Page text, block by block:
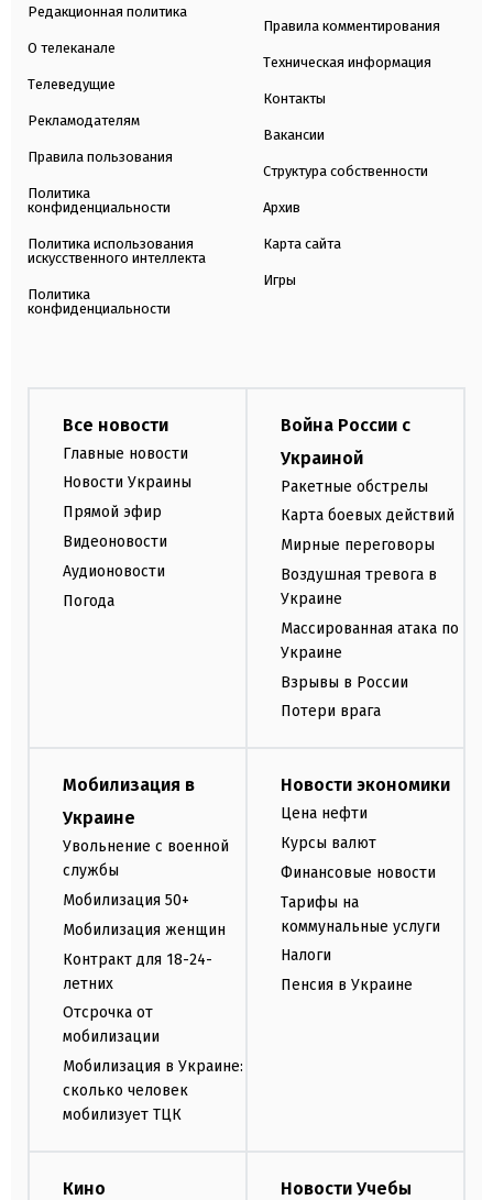
Редакционная политика
О телеканале
Телеведущие
Рекламодателям
Правила пользования
Политика
конфиденциальности
Политика использования
искусственного интеллекта
Политика
конфиденциальности
Правила комментирования
Техническая информация
Контакты
Вакансии
Структура собственности
Архив
Карта сайта
Игры
Все новости
Главные новости
Новости Украины
Прямой эфир
Видеоновости
Аудионовости
Погода
Война России с
Украиной
Ракетные обстрелы
Карта боевых действий
Мирные переговоры
Воздушная тревога в
Украине
Массированная атака по
Украине
Взрывы в России
Потери врага
Мобилизация в
Украине
Увольнение с военной
службы
Мобилизация 50+
Мобилизация женщин
Контракт для 18-24-
летних
Отсрочка от
мобилизации
Мобилизация в Украине:
сколько человек
мобилизует ТЦК
Новости экономики
Цена нефти
Курсы валют
Финансовые новости
Тарифы на
коммунальные услуги
Налоги
Пенсия в Украине
Кино Новости Учебы